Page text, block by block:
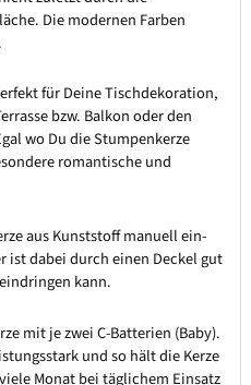
Die modernen Farben
für Deine Tischdekoration,
bzw. Balkon oder den
wo Du die Stumpenkerze
romantische und
aus Kunststoff manuell ein-
ist dabei durch einen Deckel gut
kann.
mit je zwei C-Batterien (Baby).
und so hält die Kerze
Monat bei täglichem Einsatz